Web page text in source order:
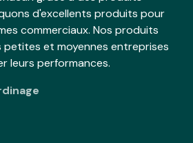
d'excellents produits pour
commerciaux. Nos produits
et moyennes entreprises
leurs performances.